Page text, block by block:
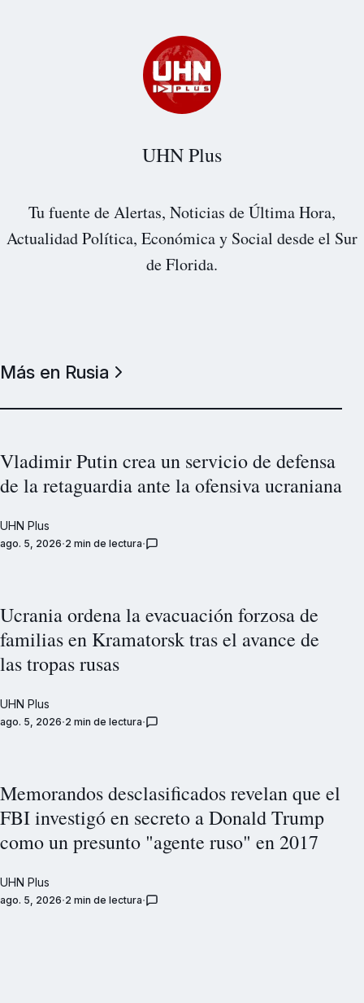
UHN Plus
Tu fuente de Alertas, Noticias de Última Hora,
Actualidad Política, Económica y Social desde el Sur
de Florida.
Más en Rusia
Vladimir Putin crea un servicio de defensa
de la retaguardia ante la ofensiva ucraniana
UHN Plus
ago. 5, 2026 2 min de lectura
Ucrania ordena la evacuación forzosa de
familias en Kramatorsk tras el avance de
las tropas rusas
UHN Plus
ago. 5, 2026 2 min de lectura
Memorandos desclasificados revelan que el
FBI investigó en secreto a Donald Trump
como un presunto "agente ruso" en 2017
UHN Plus
ago. 5, 2026 2 min de lectura